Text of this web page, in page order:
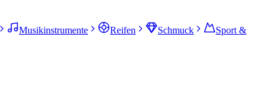
Musikinstrumente Reifen Schmuck
Sport &